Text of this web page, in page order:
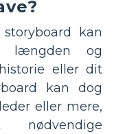
kan
længden og
eller dit
kan dog
eller mere,